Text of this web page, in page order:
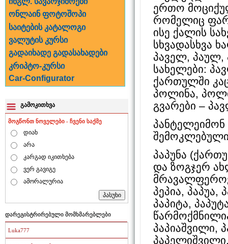
ონლაინ ფოტოშოპი
საიტების კატალოგი
ვალუტის კურსი
გადაიხადე გადასახადები
კრიპტო-კურსი
Car-Configurator
გამოკითხვა
მოგწონთ ნოველები - ჩვენი საქმე
დიახ
არა
კარგად იკითხება
ვერ გავიგე
ამორალურია
დარეგისტრირებული მომხმარებლები
Luka777
ერთო
რომელიც
ისე ქალის
სხვადასხვა
პაველ,
სახელები:
ქართულში
პოლინა,
გვარები –
პაპუნა
და ზოგჯერ
პეპია, პაპუა,
პაპიტა,
პაპიაშვილი,